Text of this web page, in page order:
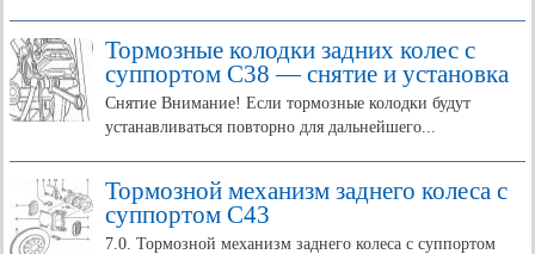
Тормозные колодки задних колес с
суппортом С38 — снятие и установка
Снятие Внимание! Если тормозные колодки будут
устанавливаться повторно для дальнейшего...
Тормозной механизм заднего колеса с
суппортом С43
7.0. Тормозной механизм заднего колеса с суппортом